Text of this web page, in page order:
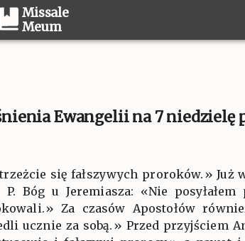
Missale
Meum
Ewangelii na 7 niedzielę
się fałszywych proroków.»
P. Bóg u Jeremiasza: «Nie
Za czasów Apostołów
ucznie za sobą.» Przed przyjściem